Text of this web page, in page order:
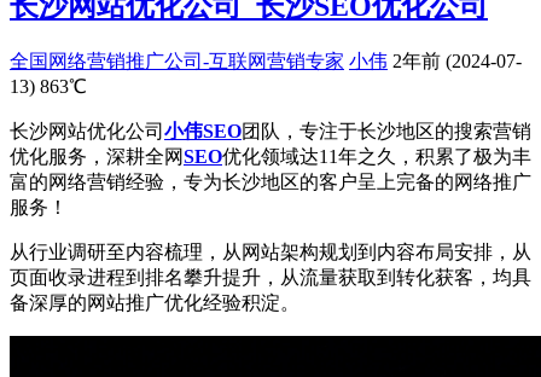
全国网络营销推广公司-互联网营销专家 小伟 2年前 (2024-07-
13) 863℃
长沙网站优化公司 小伟SEO团队，专注于长沙地区的搜索营销
优化服务，深耕全网SEO优化领域达11年之久，积累了极为丰
富的网络营销经验，专为长沙地区的客户呈上完备的网络推广
服务！
从行业调研至内容梳理，从网站架构规划到内容布局安排，从
页面收录进程到排名攀升提升，从流量获取到转化获客，均具
备深厚的网站推广优化经验积淀。